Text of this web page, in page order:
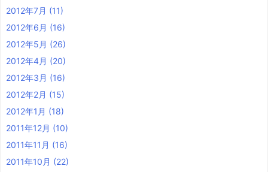
2012年7月 (11)
2012年6月 (16)
2012年5月 (26)
2012年4月 (20)
2012年3月 (16)
2012年2月 (15)
2012年1月 (18)
2011年12月 (10)
2011年11月 (16)
2011年10月 (22)